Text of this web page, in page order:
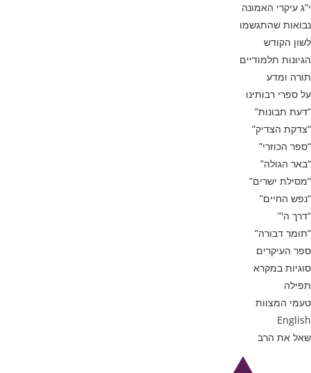
י”ג עיקרי האמונה
נבואות שהתגשמו
לשון הקודש
הגיונות תלמודיים
תורה ומדע
על ספרי רבותינו
“דעת תבונות”
“צדקת הצדיק”
“ספר הכוזרי”
“באר הגולה”
“מסילת ישרים”
“נפש החיים”
“דרך ה'”
“תומר דבורה”
ספר העיקרים
סוגיות במקרא
תפילה
טעמי המצוות
English
שאל את הרב